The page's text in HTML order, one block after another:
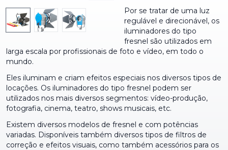
Por se tratar de uma luz
regulável e direcionável, os
iluminadores do tipo
fresnel são utilizados em
larga escala por profissionais de foto e vídeo, em todo o
mundo.
Eles iluminam e criam efeitos especiais nos diversos tipos de
locações. Os iluminadores do tipo fresnel podem ser
utilizados nos mais diversos segmentos: vídeo-produção,
fotografia, cinema, teatro, shows musicais, etc.
Existem diversos modelos de fresnel e com potências
variadas. Disponíveis também diversos tipos de filtros de
correção e efeitos visuais, como também acessórios para os